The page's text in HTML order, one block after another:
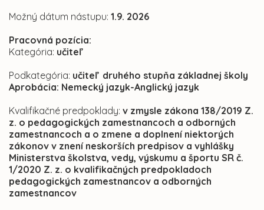
Možný dátum nástupu: 1.9. 2026
Pracovná pozícia:
Kategória: učiteľ
Podkategória: učiteľ druhého stupňa základnej školy
Aprobácia: Nemecký jazyk-Anglický jazyk
Kvalifikačné predpoklady: v zmysle zákona 138/2019 Z.
z. o pedagogických zamestnancoch a odborných
zamestnancoch a o zmene a doplnení niektorých
zákonov v znení neskorších predpisov a vyhlášky
Ministerstva školstva, vedy, výskumu a športu SR č.
1/2020 Z. z. o kvalifikačných predpokladoch
pedagogických zamestnancov a odborných
zamestnancov